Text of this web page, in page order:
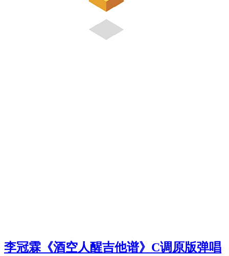
李冠霖《酒空人醒吉他谱》C调原版弹唱